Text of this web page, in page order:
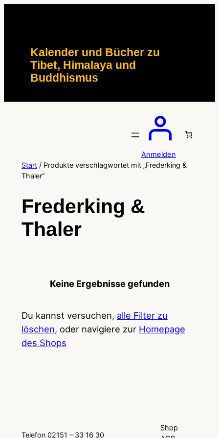
Kalender und Bücher zu
Tibet, Himalaya und
Buddhismus
Anmelden
Start/ Produkte verschlagwortet mit „Frederking &
Thaler“
Frederking &
Thaler
Keine Ergebnisse gefunden
Du kannst versuchen, alle Filter zu
löschen, oder navigiere zur Homepage
des Shops
Telefon 02151 – 33 16 30
Shop